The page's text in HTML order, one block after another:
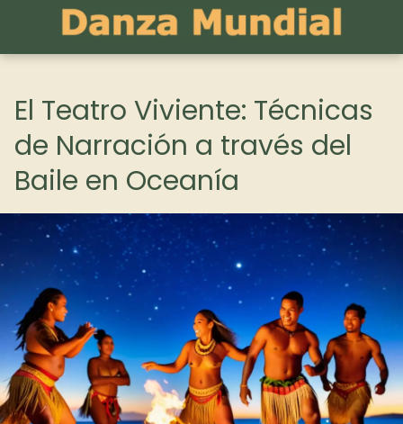
El Teatro Viviente: Técnicas
de Narración a través del
Baile en Oceanía